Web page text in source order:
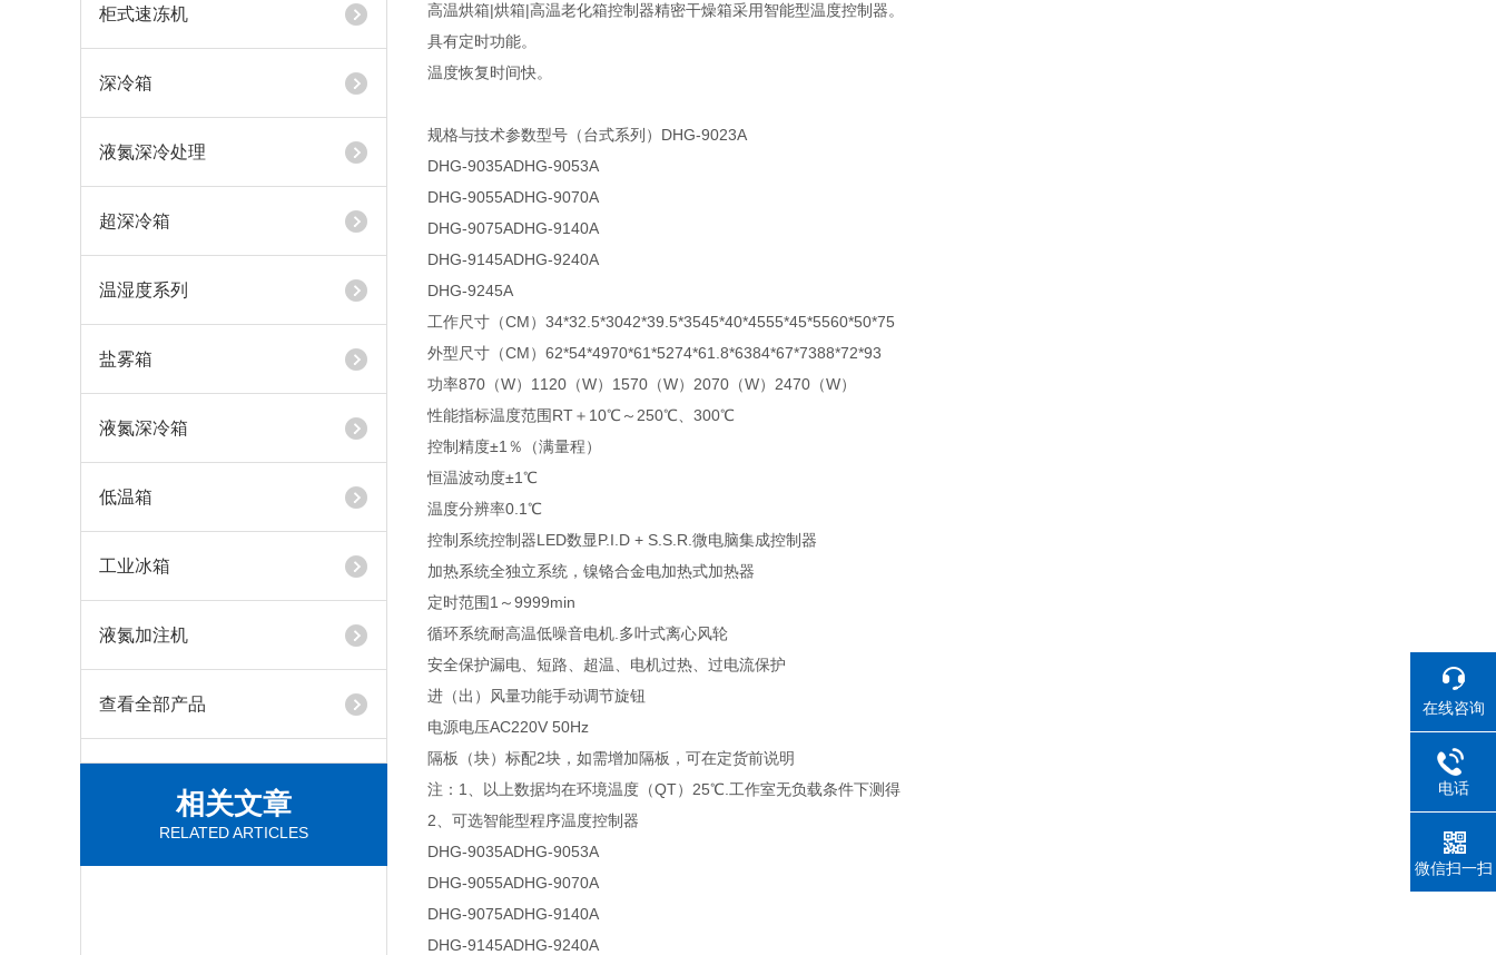
柜式速冻机
深冷箱
液氮深冷处理
超深冷箱
温湿度系列
盐雾箱
液氮深冷箱
低温箱
工业冰箱
液氮加注机
查看全部产品
相关文章
RELATED ARTICLES
高温烘箱|烘箱|高温老化箱控制器精密干燥箱采用智能型温度控制器。
具有定时功能。
温度恢复时间快。
规格与技术参数型号（台式系列）DHG-9023A
DHG-9035ADHG-9053A
DHG-9055ADHG-9070A
DHG-9075ADHG-9140A
DHG-9145ADHG-9240A
DHG-9245A
工作尺寸（CM）34*32.5*3042*39.5*3545*40*4555*45*5560*50*75
外型尺寸（CM）62*54*4970*61*5274*61.8*6384*67*7388*72*93
功率870（W）1120（W）1570（W）2070（W）2470（W）
性能指标温度范围RT＋10℃～250℃、300℃
控制精度±1％（满量程）
恒温波动度±1℃
温度分辨率0.1℃
控制系统控制器LED数显P.I.D + S.S.R.微电脑集成控制器
加热系统全独立系统，镍铬合金电加热式加热器
定时范围1～9999min
循环系统耐高温低噪音电机.多叶式离心风轮
安全保护漏电、短路、超温、电机过热、过电流保护
进（出）风量功能手动调节旋钮
电源电压AC220V 50Hz
隔板（块）标配2块，如需增加隔板，可在定货前说明
注：1、以上数据均在环境温度（QT）25℃.工作室无负载条件下测得
2、可选智能型程序温度控制器
DHG-9035ADHG-9053A
DHG-9055ADHG-9070A
DHG-9075ADHG-9140A
DHG-9145ADHG-9240A
在线咨询
电话
微信扫一扫